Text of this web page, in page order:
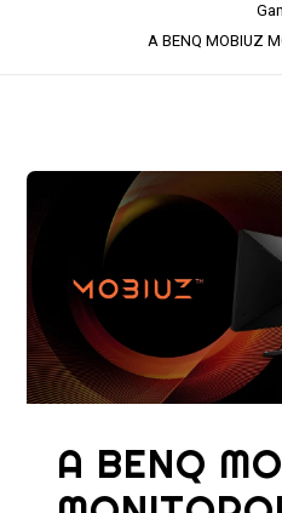
A BENQ MOBIUZ
A BENQ